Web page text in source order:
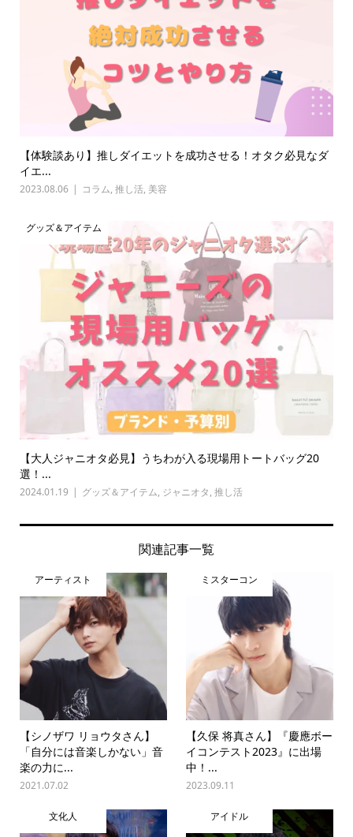
【体験談あり】推しダイエットを成功させる！オタク必見なダ
イエ...
2023.08.06 コラム, 推し活, 美容
グッズ＆アイテム
【大人ジャニオタ必見】うちわが入る現場用トートバッグ20
選！...
2024.01.19 グッズ＆アイテム, ジャニオタ, 推し活
関連記事一覧
アーティスト
【シノザワ リョウタさん】
「自分には音楽しかない」音
楽の力に...
2021.07.02
ミスターコン
【久保 将真さん】『慶應ボー
イコンテスト2023』に出場
中！...
2023.09.11
文化人 アイドル